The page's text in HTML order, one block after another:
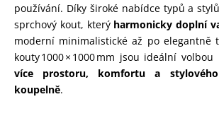
používání. Díky široké nabídce typů a
sprchový kout, který harmonicky doplní
moderní minimalistické až po elegantně
kouty 1000 × 1000 mm jsou ideální
více prostoru, komfortu a
koupelně.